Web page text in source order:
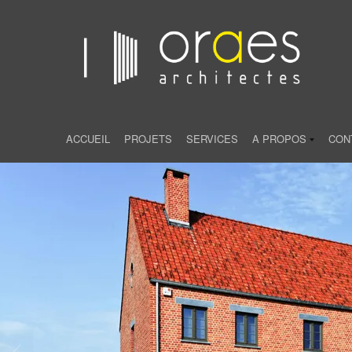
ACCUEIL PROJETS SERVICES A PROPOS